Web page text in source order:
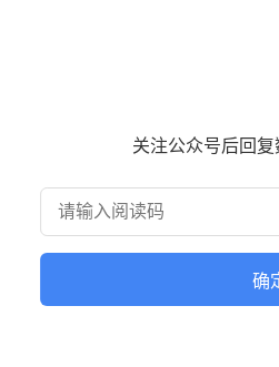
、最灵活的五座SUV，通过超
制随形巧思露营套装，随时
版和神玑芯片+激光雷达版两
品牌首任车主复购，提车享1万
，乐道L80重新定义了大五座
5月15日正式上市。
关注公众号后回复
确